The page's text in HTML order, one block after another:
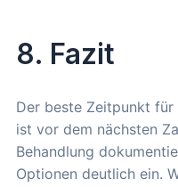
8. Fazit
Der beste Zeitpunkt für
ist vor dem nächsten
Behandlung
Optionen deutlich ein.